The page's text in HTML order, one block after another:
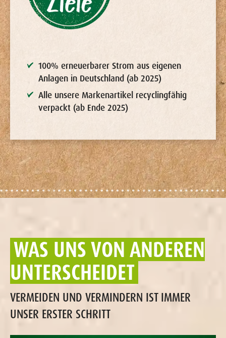
100% erneuerbarer Strom aus eigenen
Anlagen in Deutschland (ab 2025)
Alle unsere Markenartikel recyclingfähig
verpackt (ab Ende 2025)
WAS UNS VON ANDEREN
UNTERSCHEIDET
VERMEIDEN UND VERMINDERN IST IMMER
UNSER ERSTER SCHRITT